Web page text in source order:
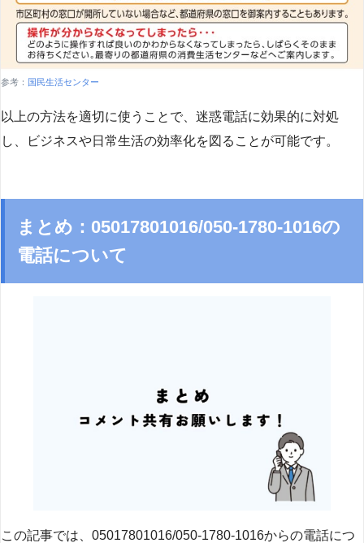
参考： 国民生活センター
以上の方法を適切に使うことで、迷惑電話に効果的に対処
し、ビジネスや日常生活の効率化を図ることが可能です。
まとめ：05017801016/050-1780-1016の
電話について
この記事では、05017801016/050-1780-1016からの電話につ